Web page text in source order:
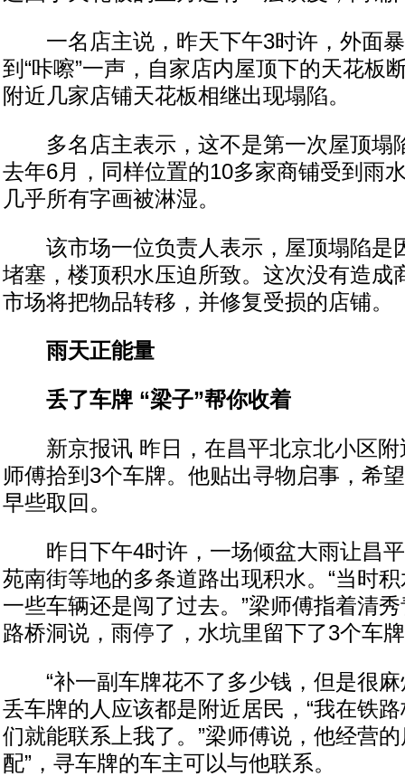
一名店主说，昨天下午3时许，外面暴
到“咔嚓”一声，自家店内屋顶下的天花板
附近几家店铺天花板相继出现塌陷。
多名店主表示，这不是第一次屋顶塌
去年6月，同样位置的10多家商铺受到雨
几乎所有字画被淋湿。
该市场一位负责人表示，屋顶塌陷是
堵塞，楼顶积水压迫所致。这次没有造成
市场将把物品转移，并修复受损的店铺。
雨天正能量
丢了车牌 “梁子”帮你收着
新京报讯 昨日，在昌平北京北小区附
师傅拾到3个车牌。他贴出寻物启事，希
早些取回。
昨日下午4时许，一场倾盆大雨让昌平
苑南街等地的多条道路出现积水。“当时
一些车辆还是闯了过去。”梁师傅指着清
路桥洞说，雨停了，水坑里留下了3个车
“补一副车牌花不了多少钱，但是很麻
丢车牌的人应该都是附近居民，“我在铁
们就能联系上我了。”梁师傅说，他经营
配”，寻车牌的车主可以与他联系。